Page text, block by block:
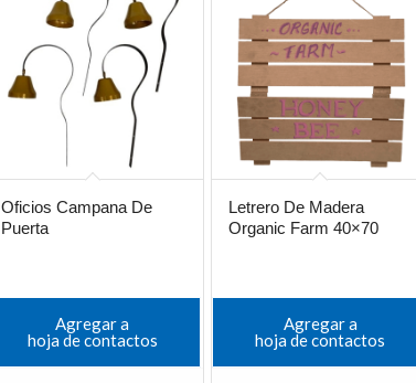
Oficios Campana De
Puerta
Agregar a
hoja de contactos
Letrero De Madera
Organic Farm 40×70
Agregar a
hoja de contactos